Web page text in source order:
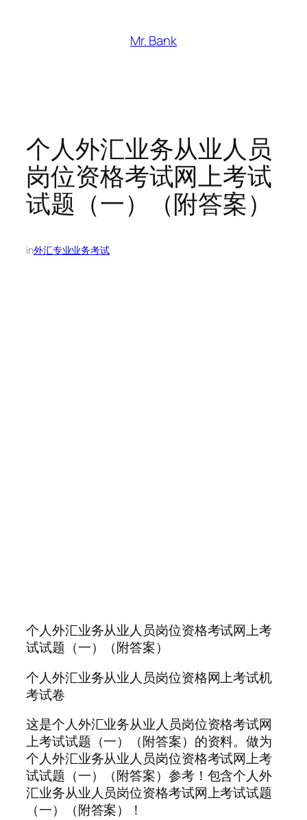
Mr. Bank
个人外汇业务从业人员
岗位资格考试网上考试
试题（一）（附答案）
in外汇专业业务考试
个人外汇业务从业人员岗位资格考试网上考
试试题（一）（附答案）
个人外汇业务从业人员岗位资格网上考试机
考试卷
这是个人外汇业务从业人员岗位资格考试网
上考试试题（一）（附答案）的资料。做为
个人外汇业务从业人员岗位资格考试网上考
试试题（一）（附答案）参考！包含个人外
汇业务从业人员岗位资格考试网上考试试题
（一）（附答案）！